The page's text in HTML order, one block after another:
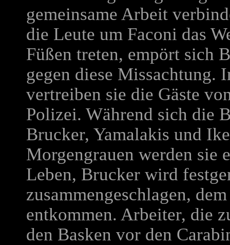
gemeinsame Arbeit
die Leute um Faconi das
Füßen treten, empört sich
gegen diese Missachtung.
vertreiben sie die Gäste
Polizei. Während sich die
Brucker, Yamalakis und
Morgengrauen werden sie
Leben, Brucker wird
zusammengeschlagen,
entkommen. Arbeiter, die
den Basken vor den